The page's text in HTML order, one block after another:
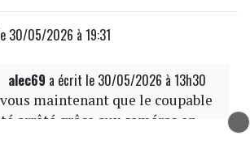
30/05/2026 à 19:31
alec69 a écrit le 30/05/2026 à 13h30
maintenant que le coupable
arrêté grâce aux caméras en